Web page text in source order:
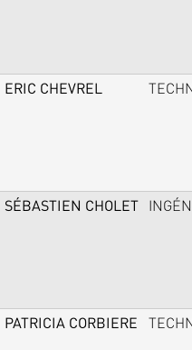
ERIC CHEVREL
SÉBASTIEN CHOLET
PATRICIA CORBIERE